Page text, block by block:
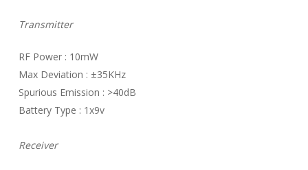
Transmitter
RF Power : 10mW
Max Deviation : ±35KHz
Spurious Emission : >40dB
Battery Type : 1x9v
Receiver